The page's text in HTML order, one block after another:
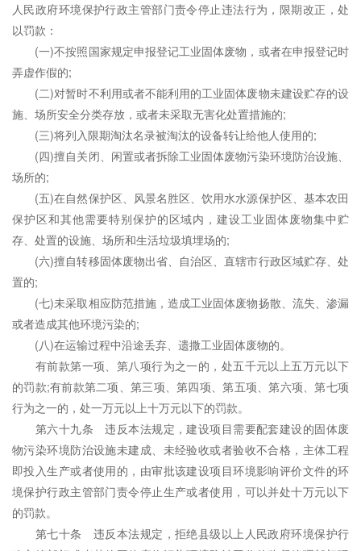
人民政府环境保护行政主管部门责令停止违法行为，限期改正，处
以罚款：
(一)不按照国家规定申报登记工业固体废物，或者在申报登记时
弄虚作假的;
(二)对暂时不利用或者不能利用的工业固体废物未建设贮存的设
施、场所安全分类存放，或者未采取无害化处置措施的;
(三)将列入限期淘汰名录被淘汰的设备转让给他人使用的;
(四)擅自关闭、闲置或者拆除工业固体废物污染环境防治设施、
场所的;
(五)在自然保护区、风景名胜区、饮用水水源保护区、基本农田
保护区和其他需要特别保护的区域内，建设工业固体废物集中贮
存、处置的设施、场所和生活垃圾填埋场的;
(六)擅自转移固体废物出省、自治区、直辖市行政区域贮存、处
置的;
(七)未采取相应防范措施，造成工业固体废物扬散、流失、渗漏
或者造成其他环境污染的;
(八)在运输过程中沿途丢弃、遗撒工业固体废物的。
有前款第一项、第八项行为之一的，处五千元以上五万元以下
的罚款;有前款第二项、第三项、第四项、第五项、第六项、第七项
行为之一的，处一万元以上十万元以下的罚款。
第六十九条 违反本法规定，建设项目需要配套建设的固体废
物污染环境防治设施未建成、未经验收或者验收不合格，主体工程
即投入生产或者使用的，由审批该建设项目环境影响评价文件的环
境保护行政主管部门责令停止生产或者使用，可以并处十万元以下
的罚款。
第七十条 违反本法规定，拒绝县级以上人民政府环境保护行